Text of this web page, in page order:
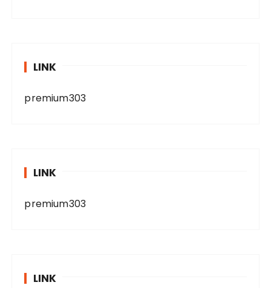
LINK
premium303
LINK
premium303
LINK